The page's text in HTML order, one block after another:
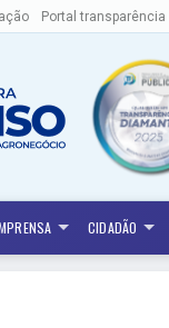
Portal transparência
CIDADÃO